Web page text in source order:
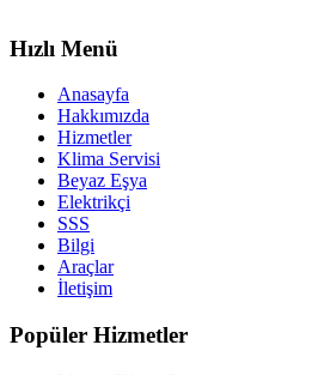
Hızlı Menü
Anasayfa
Hakkımızda
Hizmetler
Klima Servisi
Beyaz Eşya
Elektrikçi
SSS
Bilgi
Araçlar
İletişim
Popüler Hizmetler